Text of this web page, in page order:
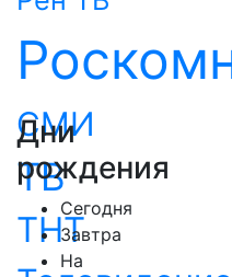
СМИ
ТВ
ТНТ
Дни
рождения
Сегодня
Завтра
На